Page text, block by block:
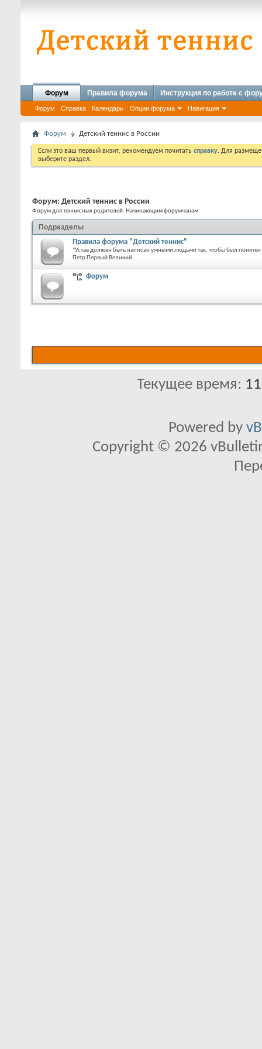
Форум
Форум Справка Календарь Опции форума Навигация
Правила форума Инструкция по работе с
Форум Детский теннис в России
Если это ваш первый визит, рекомендуем почитать справку. Для
выберите раздел.
Форум: Детский теннис в России
Форум для теннисных родителей. Начинающим форумчанам
Подразделы
Правила форума "Детский теннис"
"Устав должен быть написан умными людьми так, чтобы был
Петр Первый Великий
Форум
Текущее время:
Powered by
Copyright © 2026